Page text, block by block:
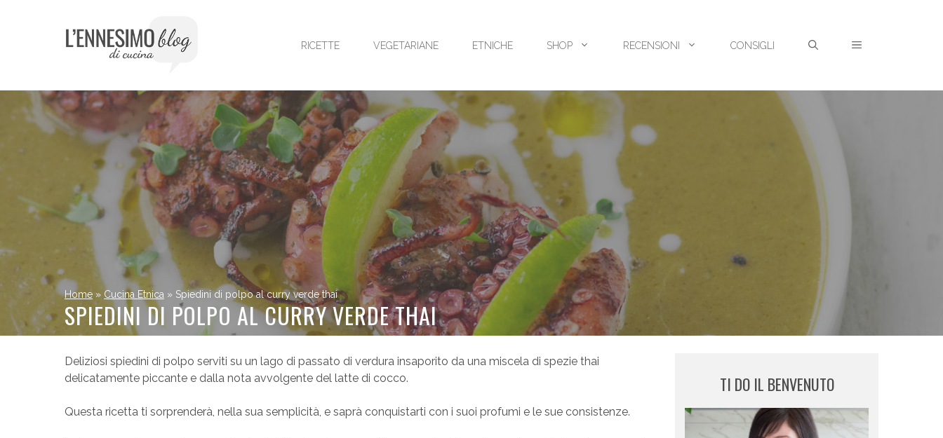
RICETTE VEGETARIANE ETNICHE SHOP RECENSIONI CONSIGLI
Home» Cucina Etnica » Spiedini di polpo al curry verde thai
SPIEDINI DI POLPO AL CURRY VERDE THAI
Deliziosi spiedini di polpo serviti su un lago di passato di verdura insaporito da una miscela di spezie thai
delicatamente piccante e dalla nota avvolgente del latte di cocco.
Questa ricetta ti sorprenderà, nella sua semplicità, e saprà conquistarti con i suoi profumi e le sue consistenze.
TI DO IL BENVENUTO